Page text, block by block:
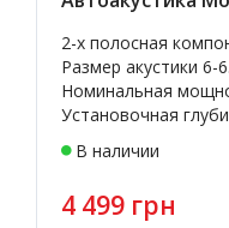
2-х полосная
Размер акустики 6-
Номинальная
Установочная
В наличии
4 499 грн